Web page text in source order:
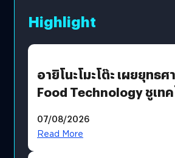
Highlight
อายิโนะโมะโต๊ะ เผยยุทธ
Food Technology ชูเทค
บริโภคและ B2B
07/08/2026
Read More